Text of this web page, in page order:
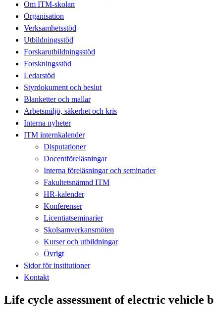
Om ITM-skolan
Organisation
Verksamhetsstöd
Utbildningsstöd
Forskarutbildningsstöd
Forskningsstöd
Ledarstöd
Styrdokument och beslut
Blanketter och mallar
Arbetsmiljö, säkerhet och kris
Interna nyheter
ITM internkalender
Disputationer
Docentföreläsningar
Interna föreläsningar och seminarier
Fakultetsnämnd ITM
HR-kalender
Konferenser
Licentiatseminarier
Skolsamverkansmöten
Kurser och utbildningar
Övrigt
Sidor för institutioner
Kontakt
Life cycle assessment of electric vehicle